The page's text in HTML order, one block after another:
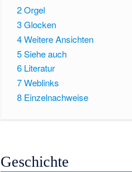
2Orgel
3Glocken
4Weitere Ansichten
5Siehe auch
6 Literatur
7Weblinks
8 Einzelnachweise
Geschichte